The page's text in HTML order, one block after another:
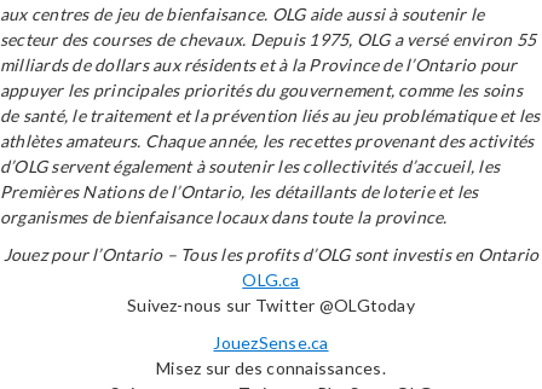
aux centres de jeu de bienfaisance. OLG aide aussi à soutenir le
secteur des courses de chevaux. Depuis 1975, OLG a versé environ 55
milliards de dollars aux résidents et à la Province de l’Ontario pour
appuyer les principales priorités du gouvernement, comme les soins
de santé, le traitement et la prévention liés au jeu problématique et les
athlètes amateurs. Chaque année, les recettes provenant des activités
d’OLG servent également à soutenir les collectivités d’accueil, les
Premières Nations de l’Ontario, les détaillants de loterie et les
organismes de bienfaisance locaux dans toute la province.
Jouez pour l’Ontario – Tous les profits d’OLG sont investis en Ontario
OLG.ca
Suivez-nous sur Twitter @OLGtoday
JouezSense.ca
Misez sur des connaissances.